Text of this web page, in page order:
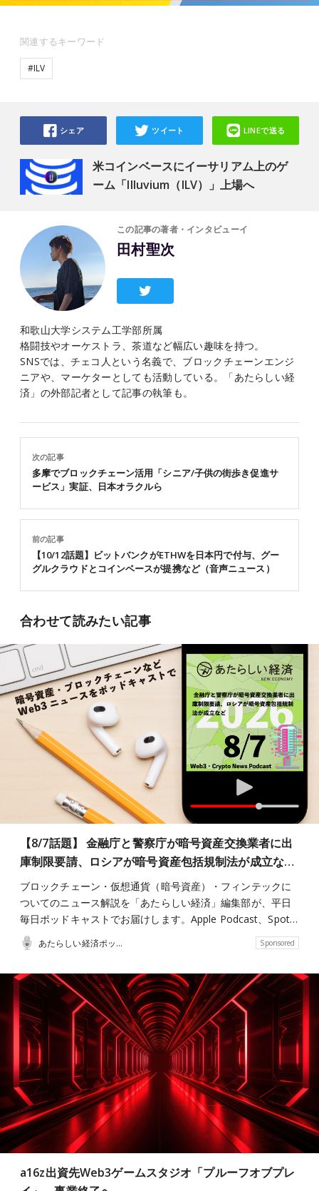
関連するキーワード
#ILV
米コインベースにイーサリアム上のゲ
ーム「Illuvium（ILV）」上場へ
シェア ツイート LINEで送る
この記事の著者・インタビューイ
田村聖次
和歌山大学システム工学部所属
格闘技やオーケストラ、茶道など幅広い趣味を持つ。
SNSでは、チェコ人という名義で、ブロックチェーンエンジ
ニアや、マーケターとしても活動している。「あたらしい経
済」の外部記者として記事の執筆も。
前の記事
【10/12話題】ビットバンクがETHWを日本円で付与、グー
グルクラウドとコインベースが提携など（音声ニュース）
次の記事
多摩でブロックチェーン活用「シニア/⼦供の街歩き促進サ
ービス」実証、日本オラクルら
合わせて読みたい記事
【8/7話題】 金融庁と警察庁が暗号資産交換業者に出
庫制限要請、ロシアが暗号資産包括規制法が成立な…
ブロックチェーン・仮想通貨（暗号資産）・フィンテックに
ついてのニュース解説を「あたらしい経済」編集部が、平日
毎日ポッドキャストでお届けします。Apple Podcast、Spot…
あたらしい経済ポッドキャスト Sponsored
a16z出資先Web3ゲームスタジオ「プルーフオブプレ